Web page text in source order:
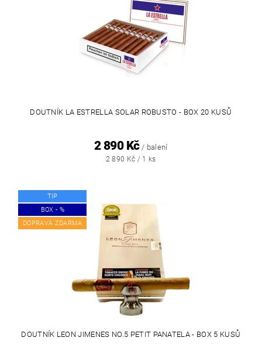
DOUTNÍK LA ESTRELLA SOLAR ROBUSTO - BOX 20 KUSŮ
2 890 Kč / balení
2 890 Kč / 1 ks
TIP
BOX - %
DOPRAVA ZDARMA
DOUTNÍK LEON JIMENES NO.5 PETIT PANATELA - BOX 5 KUSŮ